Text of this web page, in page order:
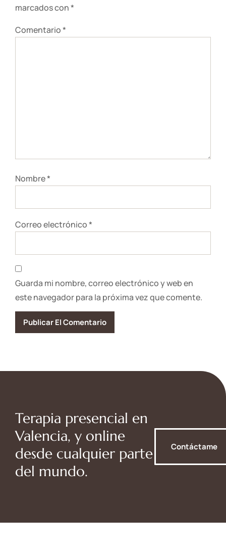
marcados con*
Comentario*
Nombre*
Correo electrónico*
Guarda mi nombre, correo electrónico y web en
este navegador para la próxima vez que comente.
Terapia presencial en
Valencia, y online
desde cualquier parte
del mundo.
Contáctame